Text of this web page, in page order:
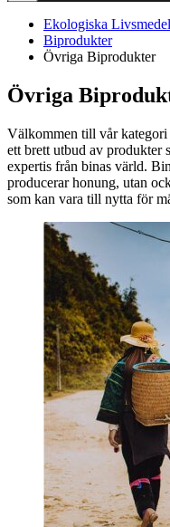
Ekologiska Livsmedel
Biprodukter
Övriga Biprodukter
Övriga
Välkommen till vår
ett brett utbud av produkter
expertis från binas värld.
producerar honung, utan
som kan vara till nytta för